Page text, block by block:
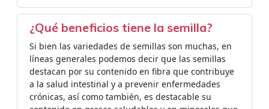
¿Qué beneficios tiene la semilla?
Si bien las variedades de semillas son muchas, en
líneas generales podemos decir que las semillas
destacan por su contenido en fibra que contribuye
a la salud intestinal y a prevenir enfermedades
crónicas, así como también, es destacable su